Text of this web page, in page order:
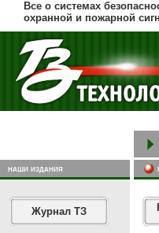
Все о системах
охранной и пожарной
наши издания
Журнал ТЗ